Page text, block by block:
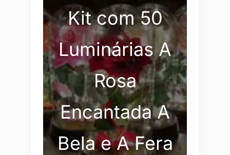
Kit com 50
Luminárias A
Rosa
Encantada A
Bela e A Fera